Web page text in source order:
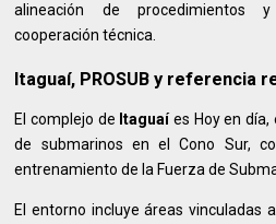
alineación de procedimientos
cooperación técnica.
Itaguaí, PROSUB y referencia
El complejo de Itaguaíes Hoy en día,
de submarinos en el Cono Sur,
entrenamiento de la Fuerza de
El entorno incluye áreas vinculadas